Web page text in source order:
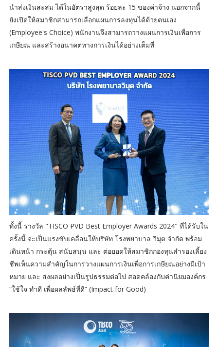
นำส่งเงินสะสม ได้ในอัตราสูงสุด ร้อยละ 15 ของค่าจ้าง นอกจากนี้
ยังเปิดให้สมาชิกสามารถเลือกแผนการลงทุนได้ด้วยตนเอง
(Employee's Choice) พนักงานจึงสามารถวางแผนการเงินเพื่อการ
เกษียณ และสร้างอนาคตทางการเงินได้อย่างเต็มที่
ทั้งนี้ รางวัล "TISCO PVD Best Employer Awards 2024" ที่ได้รับใน
ครั้งนี้ จะเป็นแรงขับเคลื่อนให้บริษัท โรงพยาบาล วิมุต จำกัด พร้อม
เดินหน้า กระตุ้น สนับสนุน และ ต่อยอดให้สมาชิกกองทุนสำรองเลี้ยง
ชีพเห็นความสำคัญในการวางแผนการเงินเพื่อการเกษียณอย่างมีเป้า
หมาย และ ส่งผลอย่างเป็นรูปธรรมต่อไป สอดคล้องกับค่านิยมองค์กร
“ใช้ใจ ทำดี เพื่อผลลัพธ์ที่ดี” (Impact for Good)